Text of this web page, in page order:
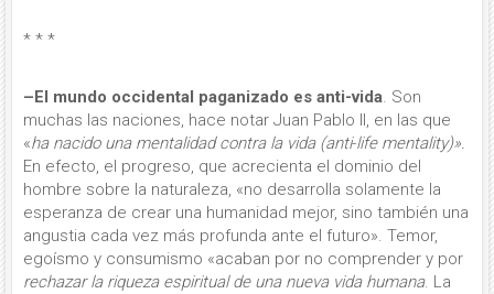
* * *
–El mundo occidental paganizado es anti-vida. Son
muchas las naciones, hace notar Juan Pablo II, en las que
«ha nacido una mentalidad contra la vida (anti-life mentality)».
En efecto, el progreso, que acrecienta el dominio del
hombre sobre la naturaleza, «no desarrolla solamente la
esperanza de crear una humanidad mejor, sino también una
angustia cada vez más profunda ante el futuro». Te­mor,
egoísmo y consumismo «acaban por no comprender y por
rechazar la ri­queza espiritual de una nueva vida hu­mana. La